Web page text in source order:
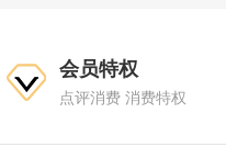
会员特权
点评消费 消费特权